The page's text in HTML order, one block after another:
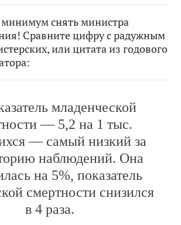
минимум снять министра
Сравните цифру с радужным
или цитата из годового
младенческой
— 5,2 на 1 тыс.
— самый низкий за
наблюдений. Она
на 5%, показатель
смертности снизился
в 4 раза.